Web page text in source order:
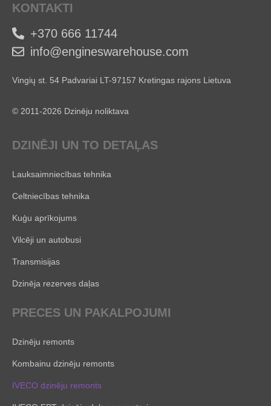
KONTAKTI
+370 666 11744
info@engineswarehouse.com
Vingių st. 54 Padvariai LT-97157 Kretingas rajons Lietuva
© 2011-2026 Dzinēju noliktava
DZINĒJI UN TO DETAĻAS
Lauksaimniecības tehnika
Celtniecības tehnika
Kuģu aprīkojums
Vilcēji un autobusi
Transmisijas
Dzinēja rezerves daļas
PRECES UN PAKALPOJUMI
Dzinēju remonts
Kombainu dzinēju remonts
IVECO dzinēju remonts